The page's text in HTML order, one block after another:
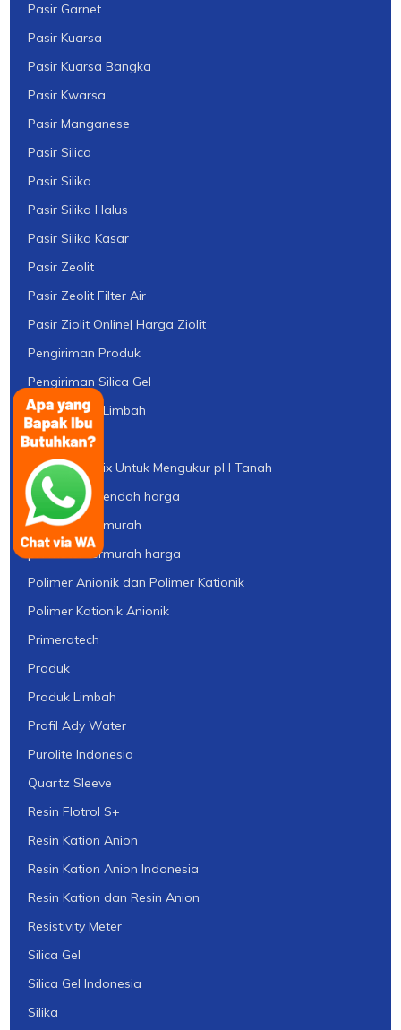
Pasir Garnet
Pasir Kuarsa
Pasir Kuarsa Bangka
Pasir Kwarsa
Pasir Manganese
Pasir Silica
Pasir Silika
Pasir Silika Halus
Pasir Silika Kasar
Pasir Zeolit
Pasir Zeolit Filter Air
Pasir Ziolit Online| Harga Ziolit
Pengiriman Produk
Pengiriman Silica Gel
Pengolahan Limbah
pH Meter
pH Meter Ionix Untuk Mengukur pH Tanah
pH meter terendah harga
pH meter termurah
pH meter termurah harga
Polimer Anionik dan Polimer Kationik
Polimer Kationik Anionik
Primeratech
Produk
Produk Limbah
Profil Ady Water
Purolite Indonesia
Quartz Sleeve
Resin Flotrol S+
Resin Kation Anion
Resin Kation Anion Indonesia
Resin Kation dan Resin Anion
Resistivity Meter
Silica Gel
Silica Gel Indonesia
Silika